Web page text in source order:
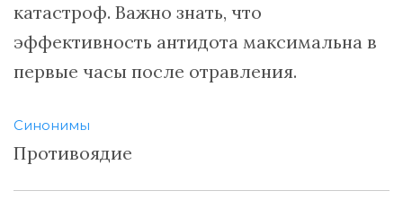
катастроф. Важно знать, что
эффективность антидота максимальна в
первые часы после отравления.
Синонимы
Противоядие